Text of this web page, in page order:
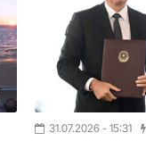
31.07.2026 - 15:31